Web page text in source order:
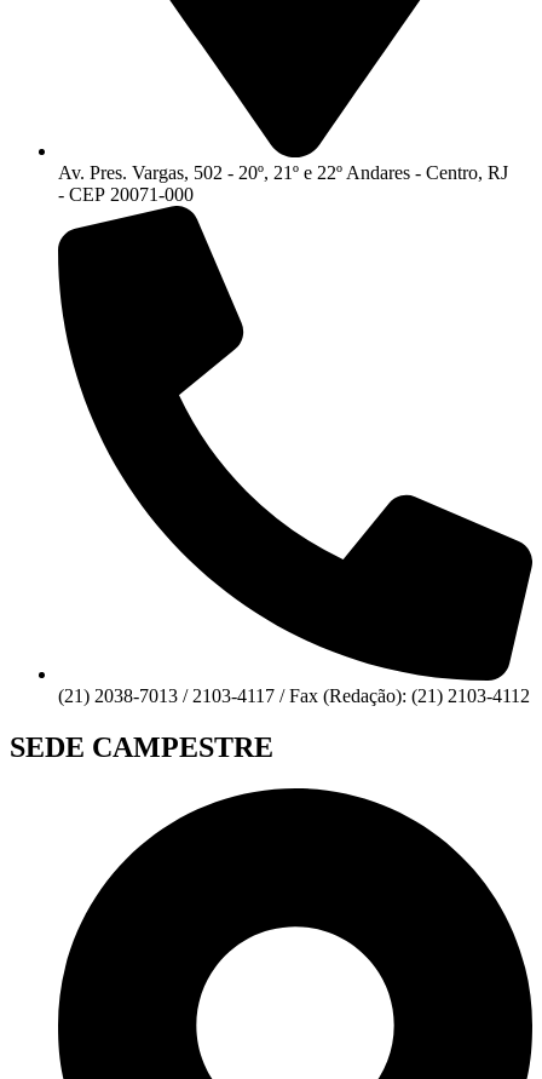
Av. Pres. Vargas, 502 - 20º, 21º e 22º Andares - Centro, RJ
- CEP 20071-000
(21) 2038-7013 / 2103-4117 / Fax (Redação): (21) 2103-4112
SEDE CAMPESTRE